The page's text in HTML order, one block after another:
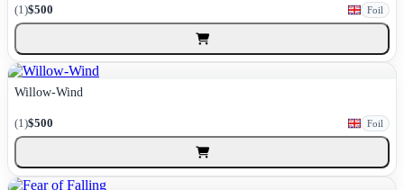
(1)$500 Foil
Willow-Wind
(1)$500 Foil